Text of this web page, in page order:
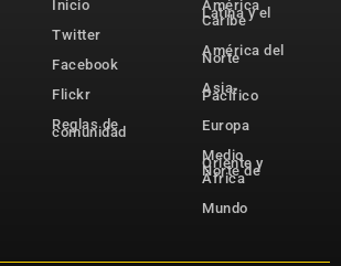
Inicio
Twitter
Facebook
Flickr
Reglas de
comunidad
América
Latina y el
Caribe
América del
Norte
Asia-
Pacífico
Europa
Medio
Oriente y
Norte de
África
Mundo